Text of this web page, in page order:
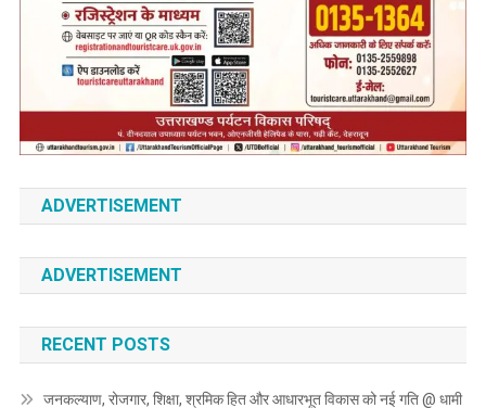
ADVERTISEMENT
ADVERTISEMENT
RECENT POSTS
जनकल्याण, रोजगार, शिक्षा, श्रमिक हित और आधारभूत विकास को नई गति @ धामी